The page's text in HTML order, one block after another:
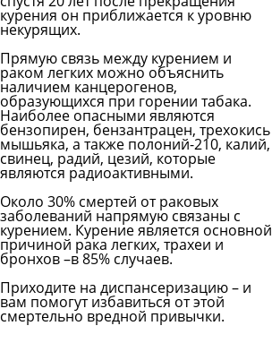
курения он приближается к уровню
некурящих.
Прямую связь между курением и
раком легких можно объяснить
наличием канцерогенов,
образующихся при горении табака.
Наиболее опасными являются
бензопирен, бензантрацен, трехокись
мышьяка, а также полоний-210, калий,
свинец, радий, цезий, которые
являются радиоактивными.
Около 30% смертей от раковых
заболеваний напрямую связаны с
курением. Курение является основной
причиной рака легких, трахеи и
бронхов –в 85% случаев.
Приходите на диспансеризацию – и
вам помогут избавиться от этой
смертельно вредной привычки.